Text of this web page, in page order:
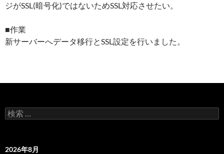
ジがSSL(暗号化)ではないためSSL対応させたい。
■作業
新サーバーへデータ移行とSSL設定を行いました。
検
索
2026年8月